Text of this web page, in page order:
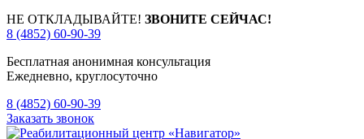
НЕ ОТКЛАДЫВАЙТЕ! ЗВОНИТЕ СЕЙЧАС!
8 (4852) 60-90-39
Бесплатная анонимная консультация
Ежедневно, круглосуточно
8 (4852) 60-90-39
Заказать звонок